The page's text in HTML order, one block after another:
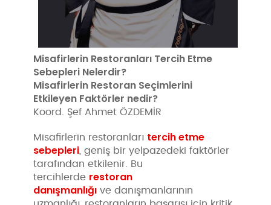
Misafirlerin Restoranları Tercih Etme
Sebepleri Nelerdir?
Misafirlerin Restoran Seçimlerini
Etkileyen Faktörler nedir?
Koord. Şef Ahmet ÖZDEMİR
Misafirlerin restoranları tercih etme
sebepleri , geniş bir yelpazedeki faktörler
tarafından etkilenir. Bu
tercihlerde restoran
danışmanlığı ve danışmanlarının